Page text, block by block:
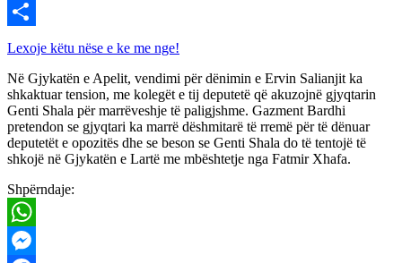
Viber
Share
Lexoje këtu nëse e ke me nge!
Në Gjykatën e Apelit, vendimi për dënimin e Ervin Salianjit ka
shkaktuar tension, me kolegët e tij deputetë që akuzojnë gjyqtarin
Genti Shala për marrëveshje të paligjshme. Gazment Bardhi
pretendon se gjyqtari ka marrë dëshmitarë të rremë për të dënuar
deputetët e opozitës dhe se beson se Genti Shala do të tentojë të
shkojë në Gjykatën e Lartë me mbështetje nga Fatmir Xhafa.
Shpërndaje:
WhatsApp